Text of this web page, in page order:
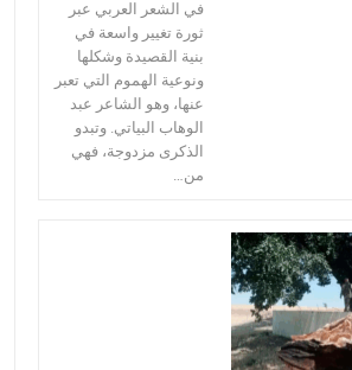
في الشعر العربي عبر
ثورة تغيير واسعة في
بنية القصيدة وشكلها
ونوعية الهموم التي تعبر
عنها، وهو الشاعر عبد
الوهاب البياتي. وتبدو
الذكرى مزدوجة، فهي
من…